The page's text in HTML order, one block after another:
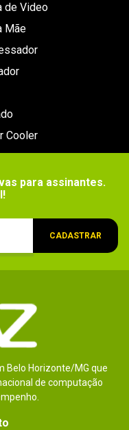
de Video
Mãe
Cooler
para assinantes.
CADASTRAR
Belo Horizonte/MG que
de computação